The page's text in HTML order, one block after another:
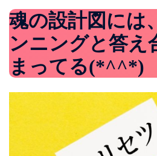
魂の設計図には
ンニングと答え
まってる(*^^*)